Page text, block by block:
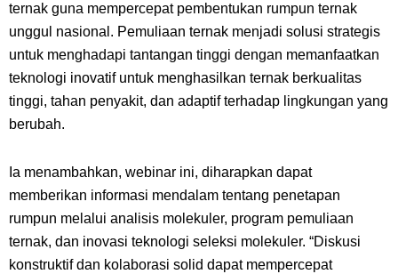
ternak guna mempercepat pembentukan rumpun ternak
unggul nasional. Pemuliaan ternak menjadi solusi strategis
untuk menghadapi tantangan tinggi dengan memanfaatkan
teknologi inovatif untuk menghasilkan ternak berkualitas
tinggi, tahan penyakit, dan adaptif terhadap lingkungan yang
berubah.
Ia menambahkan, webinar ini, diharapkan dapat
memberikan informasi mendalam tentang penetapan
rumpun melalui analisis molekuler, program pemuliaan
ternak, dan inovasi teknologi seleksi molekuler. “Diskusi
konstruktif dan kolaborasi solid dapat mempercepat